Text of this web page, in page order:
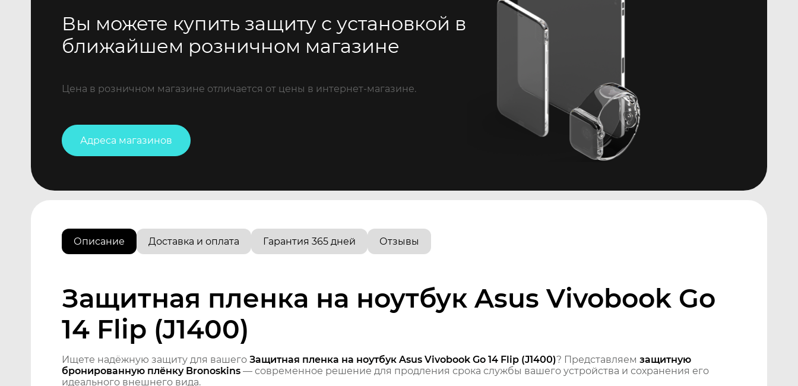
Вы можете купить защиту с установкой в
ближайшем розничном магазине
Цена в розничном магазине отличается от цены в интернет-магазине.
Адреса магазинов
Описание Доставка и оплата Гарантия 365 дней Отзывы
Защитная пленка на ноутбук Asus Vivobook Go
14 Flip (J1400)
Ищете надёжную защиту для вашего Защитная пленка на ноутбук Asus Vivobook Go 14 Flip (J1400)? Представляем защитную
бронированную плёнку Bronoskins — современное решение для продления срока службы вашего устройства и сохранения его
идеального внешнего вида.